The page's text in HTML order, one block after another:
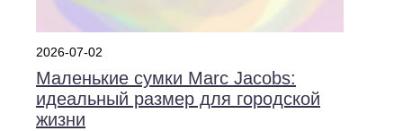
2026-07-02
Маленькие сумки Marc Jacobs:
идеальный размер для городской
жизни